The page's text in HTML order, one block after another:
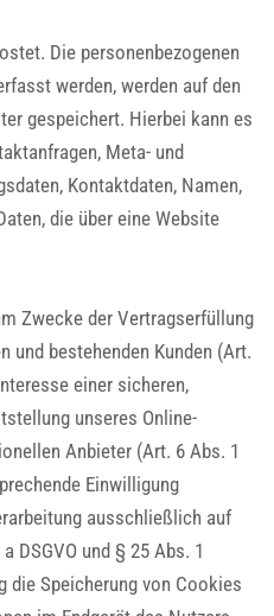
Die personenbezogenen
werden, werden auf den
gespeichert. Hierbei kann es
Meta- und
Kontaktdaten, Namen,
die über eine Website
Zwecke der Vertragserfüllung
und bestehenden Kunden (Art.
einer sicheren,
unseres Online-
Anbieter (Art. 6 Abs. 1
Einwilligung
ausschließlich auf
DSGVO und § 25 Abs. 1
die Speicherung von Cookies